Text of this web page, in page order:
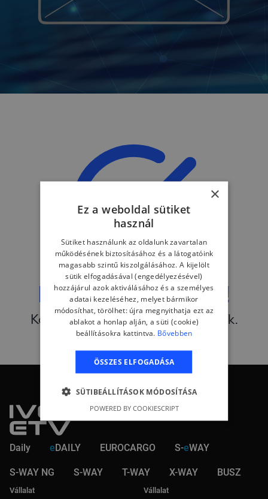
Köszönjük üzenetét!
Kollégáink 24 órán belül válaszolnak.
Daily eDAILY EUROCARGO S-eWAY
S-WAY NG S-WAY T-WAY X-WAY BUSZ
Vállalat Vállalat
×
Ez a weboldal sütiket
használ
Sütiket használunk az oldalunk zavartalan
működésének biztosításához és a látogatóink
magasabb szintű kiszolgálásához. A kijelölt
sütik elfogadásával (engedélyezésével)
hozzájárul azok aktiválásához és a személyes
adatai kezeléséhez, melyet bármikor
módosíthat, törölhet: újra megnyithatja ezt az
ablakot a honlap alján, a süti (cookie)
beállításokra kattintva. Bővebben
ÖSSZES ELFOGADÁSA
SÜTIBEÁLLÍTÁSOK MÓDOSÍTÁSA
POWERED BY COOKIESCRIPT